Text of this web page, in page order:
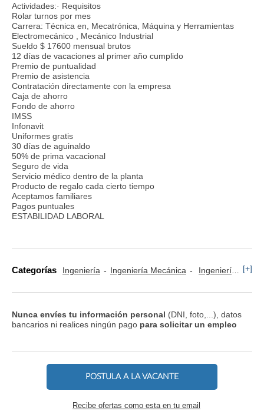
Actividades:· Requisitos
Rolar turnos por mes
Carrera: Técnica en, Mecatrónica, Máquina y Herramientas
Electromecánico , Mecánico Industrial
Sueldo $ 17600 mensual brutos
12 días de vacaciones al primer año cumplido
Premio de puntualidad
Premio de asistencia
Contratación directamente con la empresa
Caja de ahorro
Fondo de ahorro
IMSS
Infonavit
Uniformes gratis
30 días de aguinaldo
50% de prima vacacional
Seguro de vida
Servicio médico dentro de la planta
Producto de regalo cada cierto tiempo
Aceptamos familiares
Pagos puntuales
ESTABILIDAD LABORAL
Categorías Ingeniería Ingeniería Mecánica Ingeniería Industrial [+]
Nunca envíes tu información personal (DNI, foto,...), datos
bancarios ni realices ningún pago para solicitar un empleo
POSTULA A LA VACANTE
Recibe ofertas como esta en tu email